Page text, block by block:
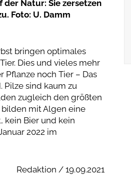
Natur: Sie zersetzen
Foto: U. Damm
bringen optimales
Dies und vieles mehr
noch Tier – Das
Pilze sind kaum zu
zugleich den größten
mit Algen eine
kein Bier und kein
2022 im
Redaktion / 19.09.2021